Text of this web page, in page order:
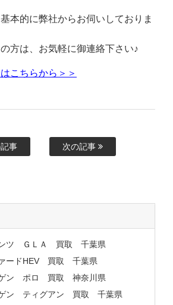
本的に弊社からお伺いしておりま
方は、お気軽に御連絡下さい♪
こちらから＞＞
事 次の記事
ンツ ＧＬＡ 買取 千葉県
ードHEV 買取 千葉県
ゲン ポロ 買取 神奈川県
ゲン ティグアン 買取 千葉県